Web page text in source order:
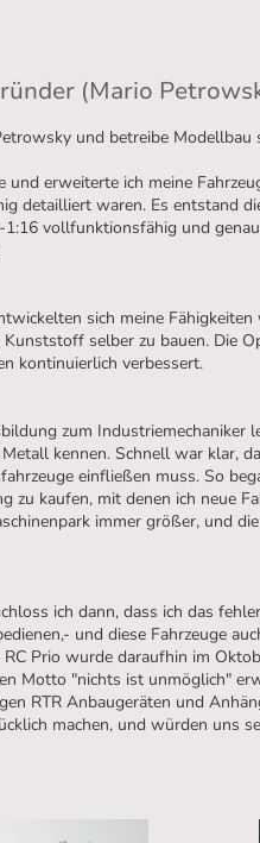
(Mario
und betreibe Modellbau
erweiterte ich meine
detailliert waren. Es entstand
1:16 vollfunktionsfähig und
sich meine
selber zu bauen. Die
kontinuierlich verbessert.
zum Industriemechaniker
kennen. Schnell war klar,
einfließen muss. So
zu kaufen, mit denen ich neue
immer größer, und
ich dann, dass ich das
und diese Fahrzeuge
Prio wurde daraufhin im
Motto "nichts ist unmöglich"
RTR Anbaugeräten und
machen, und würden uns